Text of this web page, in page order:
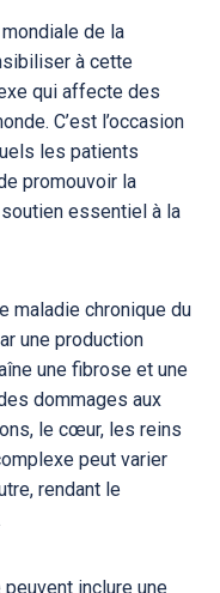
de la
à cette
qui affecte des
C’est l’occasion
les patients
promouvoir la
essentiel à la
maladie chronique du
une production
une fibrose et une
dommages aux
le cœur, les reins
peut varier
rendant le
inclure une